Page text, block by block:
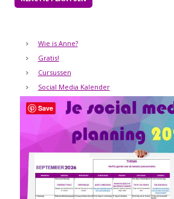
Wie is Anne?
Gratis!
Cursussen
Social Media Kalender
Save